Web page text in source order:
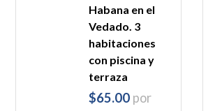
Habana en el
Vedado. 3
habitaciones
con piscina y
terraza
$65.00 por